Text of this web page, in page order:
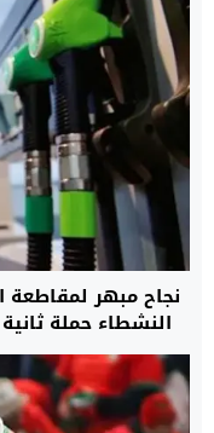
نجاح مبهر لمقاطعة
النشطاء حملة